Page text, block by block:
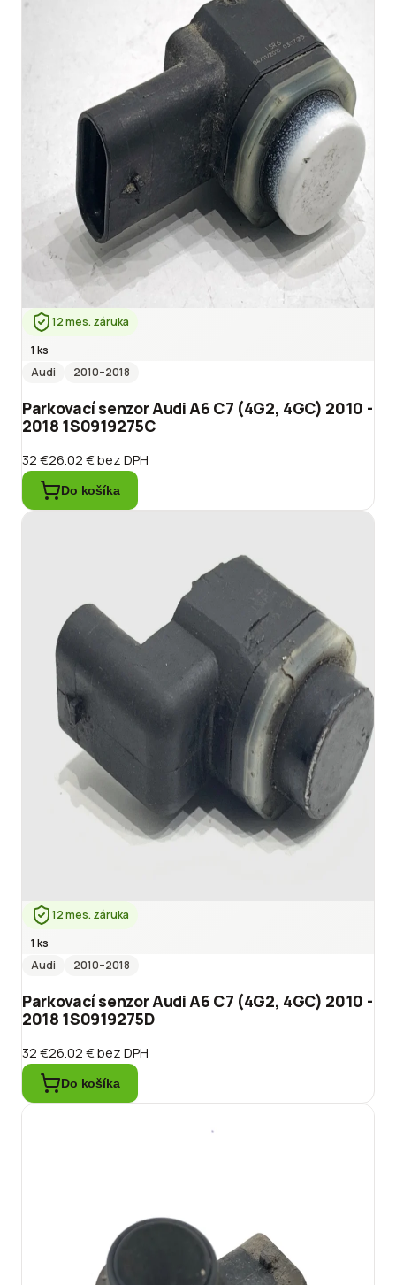
12 mes. záruka
1 ks
Audi
2010–2018
Parkovací senzor Audi A6 C7 (4G2, 4GC) 2010 -
2018 1S0919275C
32 €26.02 €bez DPH
Do košíka
12 mes. záruka
1 ks
Audi
2010–2018
Parkovací senzor Audi A6 C7 (4G2, 4GC) 2010 -
2018 1S0919275D
32 €26.02 €bez DPH
Do košíka